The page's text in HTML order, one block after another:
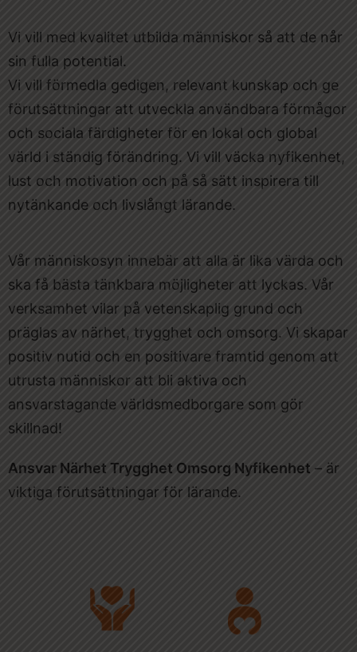
Vi vill med kvalitet utbilda människor så att de når
sin fulla potential.
Vi vill förmedla gedigen, relevant kunskap och ge
förutsättningar att utveckla användbara förmågor
och sociala färdigheter för en lokal och global
värld i ständig förändring. Vi vill väcka nyfikenhet,
lust och motivation och på så sätt inspirera till
nytänkande och livslångt lärande.
Vår människosyn innebär att alla är lika värda och
ska få bästa tänkbara möjligheter att lyckas. Vår
verksamhet vilar på vetenskaplig grund och
präglas av närhet, trygghet och omsorg. Vi skapar
positiv nutid och en positivare framtid genom att
utrusta människor att bli aktiva och
ansvarstagande världsmedborgare som gör
skillnad!
Ansvar Närhet Trygghet Omsorg Nyfikenhet – är
viktiga förutsättningar för lärande.